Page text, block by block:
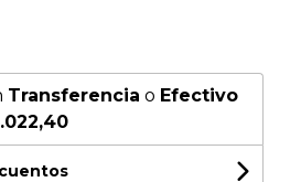
Transferencia o Efectivo